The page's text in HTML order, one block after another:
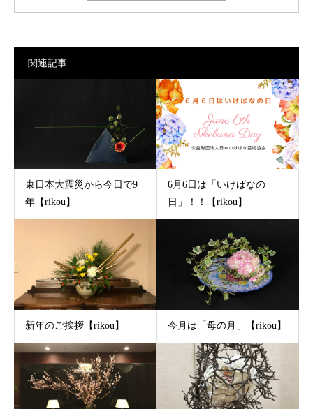
関連記事
東日本大震災から今日で9
年【rikou】
6月6日は「いけばなの
日」！！【rikou】
新年のご挨拶【rikou】 今月は「母の月」【rikou】